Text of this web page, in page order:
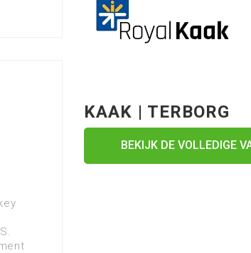
KAAK | TERBORG
BEKIJK DE VOLLEDIGE